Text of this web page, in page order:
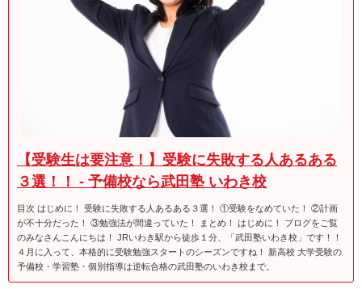
【受験生は要注意！】受験に失敗する人あるある
３選！！ - 予備校なら武田塾 いわき校
目次 はじめに！ 受験に失敗する人あるある３選！ ①受験をなめていた！ ②計画
が不十分だった！ ③勉強法が間違っていた！ まとめ！ はじめに！ ブログをご覧
のみなさんこんにちは！ JRいわき駅から徒歩１分、「武田塾いわき校」です！！
４月に入って、本格的に受験勉強スタートのシーズンですね！ 新高校 大学受験の
予備校・学習塾・個別指導は逆転合格の武田塾のいわき校まで。